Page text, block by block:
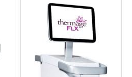
ト波技術を搭載した、プレミ
アムなリフティング・脂肪除
去機器